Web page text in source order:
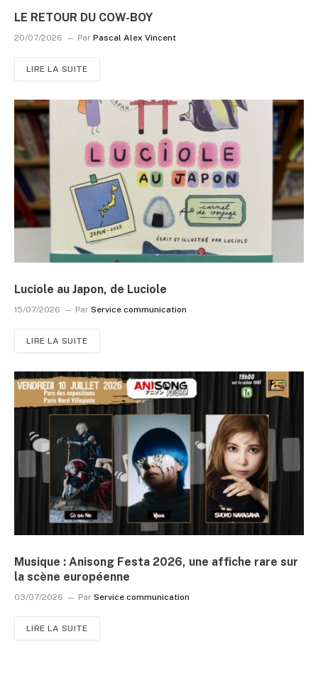
LE RETOUR DU COW-BOY
20/07/2026 Par Pascal Alex Vincent
LIRE LA SUITE
Luciole au Japon, de Luciole
15/07/2026 Par Service communication
LIRE LA SUITE
Musique : Anisong Festa 2026, une affiche rare sur
la scène européenne
03/07/2026 Par Service communication
LIRE LA SUITE